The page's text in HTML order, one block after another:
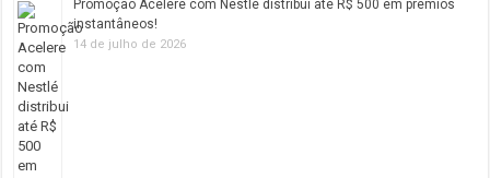
Promoção Acelere com Nestlé distribui até R$ 500 em prêmios
instantâneos!
14 de julho de 2026